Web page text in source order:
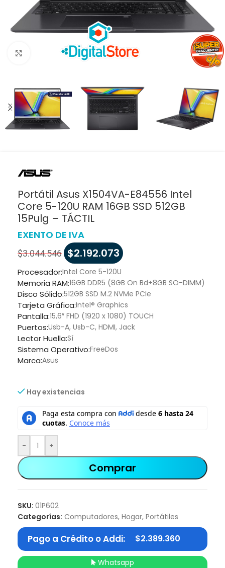
Haga clic para ampliar
Portátil Asus X1504VA-E84556 Intel
Core 5-120U RAM 16GB SSD 512GB
15Pulg – TÁCTIL
EXENTO DE IVA
$3.044.546 $2.192.073
Procesador:Intel Core 5-120U
Memoria RAM:16GB DDR5 (8GB On Bd+8GB SO-DIMM)
Disco Sólido:512GB SSD M.2 NVMe PCIe
Tarjeta Gráfica:Intel® Graphics
Pantalla:15,6″ FHD (1920 x 1080) TOUCH
Puertos:Usb-A, Usb-C, HDMI, Jack
Lector Huella:Sí
Sistema Operativo:FreeDos
Marca:Asus
Hay existencias
- +
Comprar
SKU: 01P602
Categorías: Computadores, Hogar, Portátiles
Pago a Crédito o Addi: $2.389.360
Whatsapp